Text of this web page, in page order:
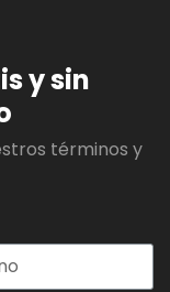
y sin
términos y